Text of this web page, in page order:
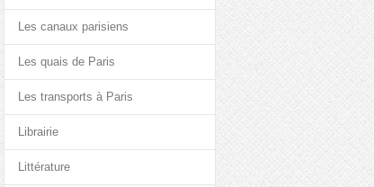
Les canaux parisiens
Les quais de Paris
Les transports à Paris
Librairie
Littérature